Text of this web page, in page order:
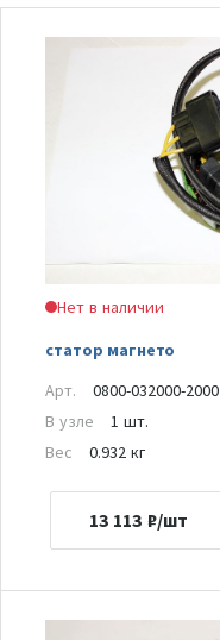
Нет в наличии
статор магнето
Арт.
0800-032000-2000
В узле
1 шт.
Вес
0.932 кг
13 113 ₽/шт